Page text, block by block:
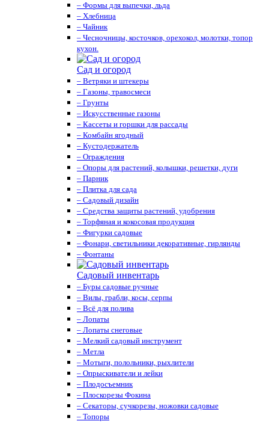
– Формы для выпечки, льда
– Хлебница
– Чайник
– Чесночницы, косточков, орехокол, молотки, топор
кухон.
Сад и огород
– Ветряки и штекеры
– Газоны, травосмеси
– Грунты
– Искусственные газоны
– Кассеты и горшки для рассады
– Комбайн ягодный
– Кустодержатель
– Ограждения
– Опоры для растений, колышки, решетки, дуги
– Парник
– Плитка для сада
– Садовый дизайн
– Средства защиты растений, удобрения
– Торфяная и кокосовая продукция
– Фигурки садовые
– Фонари, светильники декоративные, гирлянды
– Фонтаны
Садовый инвентарь
– Буры садовые ручные
– Вилы, грабли, косы, серпы
– Всё для полива
– Лопаты
– Лопаты снеговые
– Мелкий садовый инструмент
– Метла
– Мотыги, полольники, рыхлители
– Опрыскиватели и лейки
– Плодосъемник
– Плоскорезы Фокина
– Секаторы, сучкорезы, ножовки садовые
– Топоры